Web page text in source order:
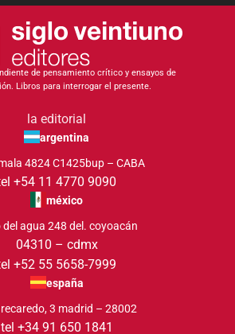
de pensamiento crítico y ensayos de
Libros para interrogar el presente.
la editorial
argentina
4824 C1425bup – CABA
+54 11 4770 9090
méxico
del agua 248 del. coyoacán
04310 – cdmx
+52 55 5658-7999
españa
3 madrid – 28002
tel +34 91 650 1841